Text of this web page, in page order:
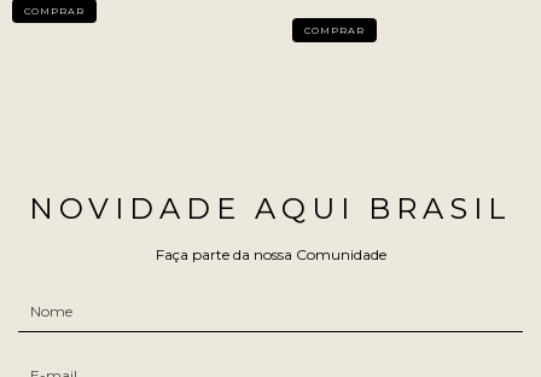
COMPRAR
NOVIDADE AQUI BRASIL
Faça parte da nossa Comunidade